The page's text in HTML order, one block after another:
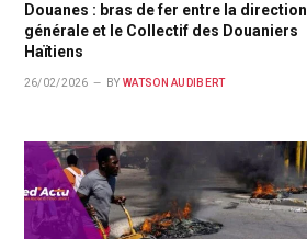
Douanes : bras de fer entre la direction
générale et le Collectif des Douaniers
Haïtiens
26/02/2026 BY WATSON AUDIBERT